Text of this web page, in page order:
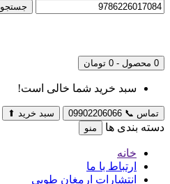
جستجو
0 محصول - 0 تومان
سبد خرید شما خالی است!
تماس 📞
09902206066 سبد خرید ⬆
دسته بندی ها منو
خانه
ارتباط با ما
انتشارات ارمغان طوبی